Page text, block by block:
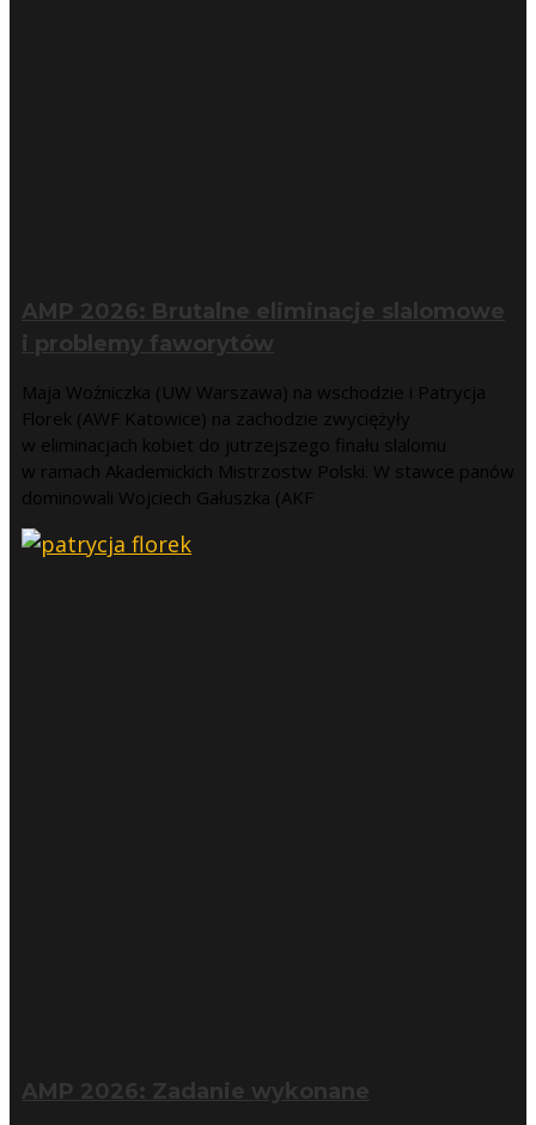
AMP 2026: Brutalne eliminacje slalomowe
i problemy faworytów
Maja Woźniczka (UW Warszawa) na wschodzie i Patrycja
Florek (AWF Katowice) na zachodzie zwyciężyły
w eliminacjach kobiet do jutrzejszego finału slalomu
w ramach Akademickich Mistrzostw Polski. W stawce panów
dominowali Wojciech Gałuszka (AKF
AMP 2026: Zadanie wykonane